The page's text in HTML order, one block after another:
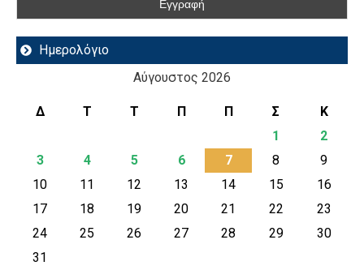
Ημερολόγιο
Αύγουστος 2026
Δ Τ Τ Π Π Σ
Κ
1
2
3
4 5 6 7 8
9
10
11 12 13 14 15
16
17
18 19 20 21 22
23
24
25 26 27 28 29
30
31